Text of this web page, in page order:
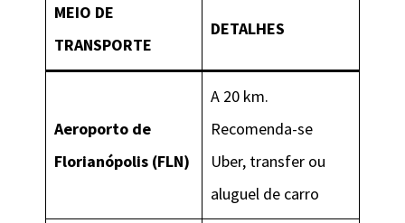
MEIO DE
TRANSPORTE
DETALHES
Aeroporto de
Florianópolis (FLN)
A 20 km.
Recomenda-se
Uber, transfer ou
aluguel de carro